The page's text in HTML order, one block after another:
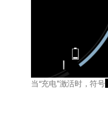
当“充电”激活时，符号